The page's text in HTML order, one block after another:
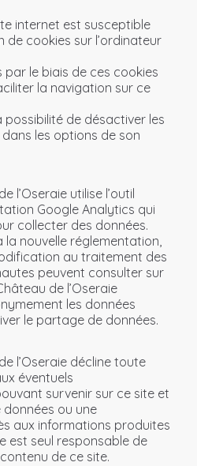
internet est susceptible
de cookies sur l’ordinateur
par le biais de ces cookies
la navigation sur ce
possibilité de désactiver les
les options de son
l’Oseraie utilise l’outil
Google Analytics qui
collecter des données.
nouvelle réglementation,
au traitement des
peuvent consulter sur
de l’Oseraie
les données
le partage de données.
l’Oseraie décline toute
éventuels
survenir sur ce site et
ou une
aux informations produites
est seul responsable de
de ce site.